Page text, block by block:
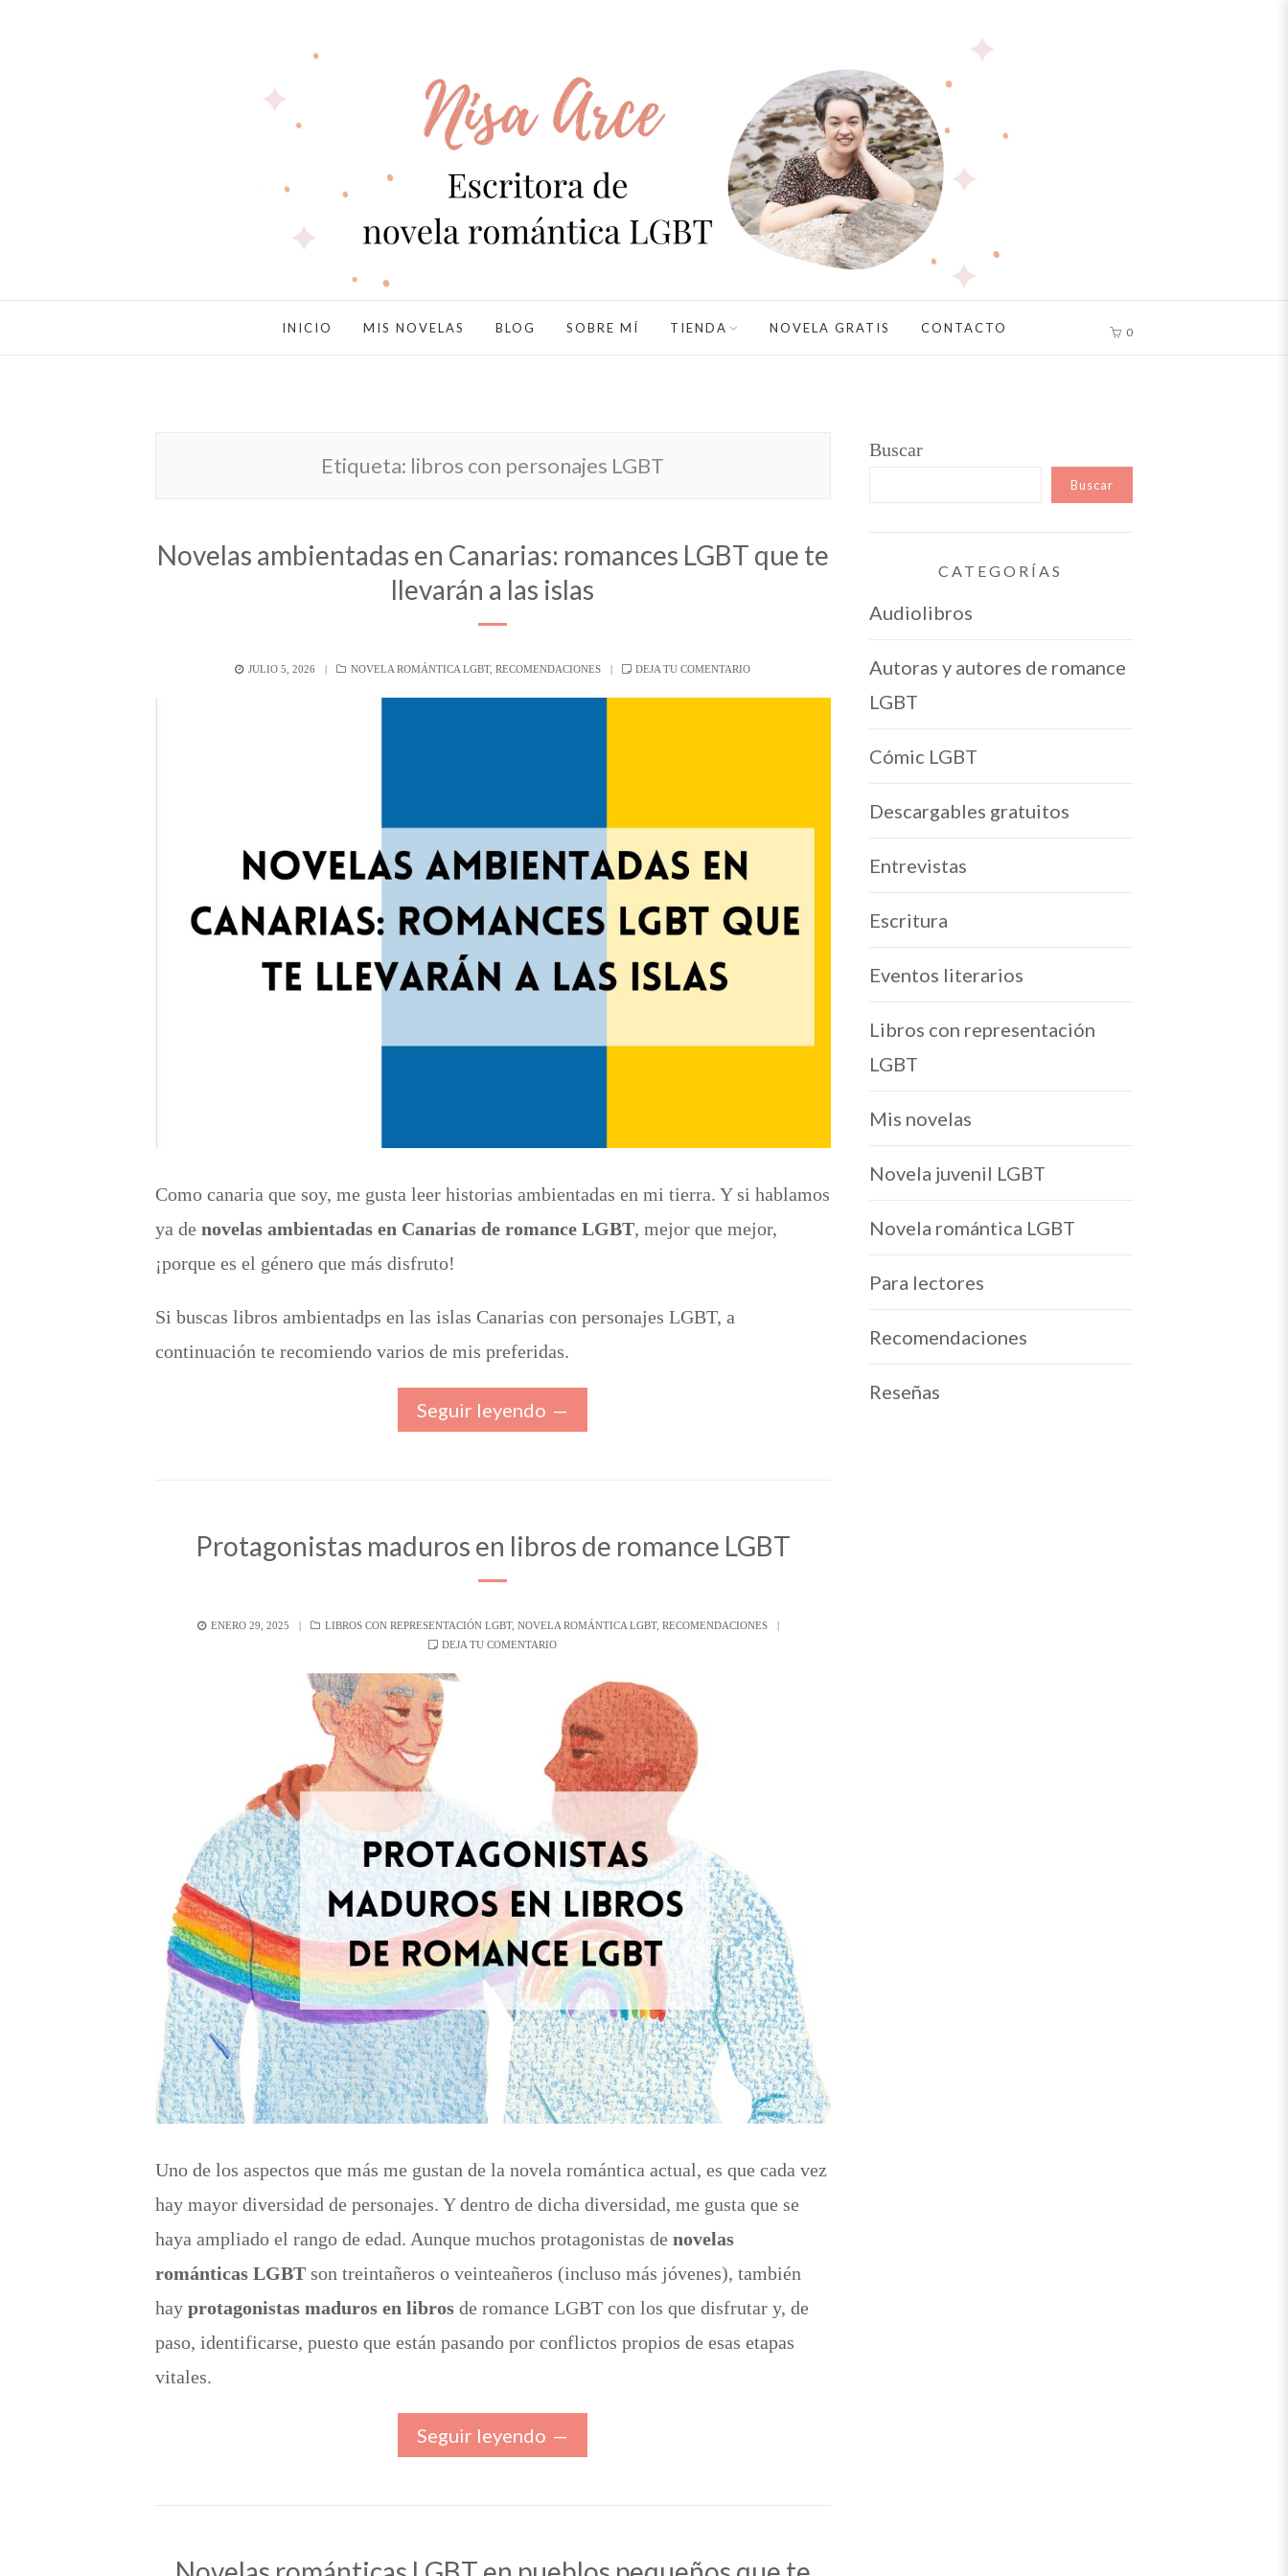
INICIO MIS NOVELAS BLOG SOBRE MÍ TIENDA NOVELA GRATIS CONTACTO 0
Etiqueta: libros con personajes LGBT
Novelas ambientadas en Canarias: romances LGBT que te
llevarán a las islas
POSTED
JULIO 5, 2026 CATEGORÍAS
NOVELA ROMÁNTICA LGBT,RECOMENDACIONES DEJA TU COMENTARIO
Como canaria que soy, me gusta leer historias ambientadas en mi tierra. Y si hablamos
ya de novelas ambientadas en Canarias de romance LGBT, mejor que mejor,
¡porque es el género que más disfruto!
Si buscas libros ambientadps en las islas Canarias con personajes LGBT, a
continuación te recomiendo varios de mis preferidas.
Seguir leyendo
Protagonistas maduros en libros de romance LGBT
POSTED
ENERO 29, 2025 CATEGORÍAS
LIBROS CON REPRESENTACIÓN LGBT, NOVELA ROMÁNTICA LGBT, RECOMENDACIONES
DEJA TU COMENTARIO
Uno de los aspectos que más me gustan de la novela romántica actual, es que cada vez
hay mayor diversidad de personajes. Y dentro de dicha diversidad, me gusta que se
haya ampliado el rango de edad. Aunque muchos protagonistas de novelas
románticas LGBT son treintañeros o veinteañeros (incluso más jóvenes), también
hay protagonistas maduros en libros de romance LGBT con los que disfrutar y, de
paso, identificarse, puesto que están pasando por conflictos propios de esas etapas
vitales.
Seguir leyendo
Buscar
Buscar
CATEGORÍAS
Audiolibros
Autoras y autores de romance
LGBT
Cómic LGBT
Descargables gratuitos
Entrevistas
Escritura
Eventos literarios
Libros con representación
LGBT
Mis novelas
Novela juvenil LGBT
Novela romántica LGBT
Para lectores
Recomendaciones
Reseñas